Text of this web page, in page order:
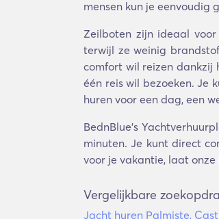
mensen kun je eenvoudig
Zeilboten zijn ideaal
terwijl ze weinig
comfort wil reizen dankzij
één reis wil bezoeken. Je
huren voor een dag, een
BednBlue's
minuten. Je kunt direct
voor je vakantie, laat
Vergelijkbare
Jacht huren Palmiste,